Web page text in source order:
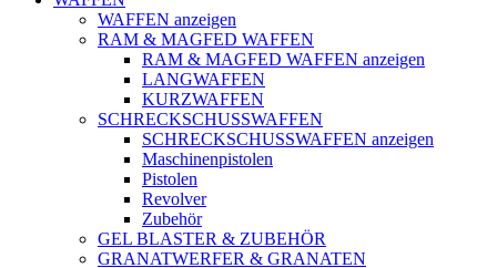
WAFFEN anzeigen
RAM & MAGFED WAFFEN
RAM & MAGFED WAFFEN anzeigen
LANGWAFFEN
KURZWAFFEN
SCHRECKSCHUSSWAFFEN
SCHRECKSCHUSSWAFFEN anzeigen
Maschinenpistolen
Pistolen
Revolver
Zubehör
GEL BLASTER & ZUBEHÖR
GRANATWERFER & GRANATEN